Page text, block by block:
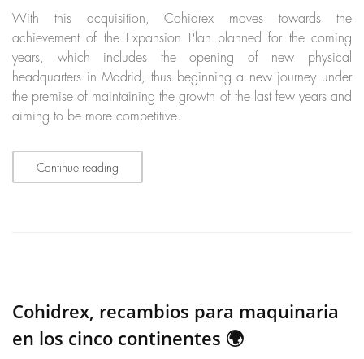
With this acquisition, Cohidrex moves towards the
achievement of the Expansion Plan planned for the coming
years, which includes the opening of new physical
headquarters in Madrid, thus beginning a new journey under
the premise of maintaining the growth of the last few years and
aiming to be more competitive.
Continue reading
Cohidrex, recambios para maquinaria
en los cinco continentes 🌍